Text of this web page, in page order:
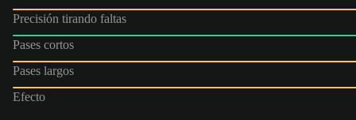
Precisión tirando faltas
Pases cortos
Pases largos
Efecto